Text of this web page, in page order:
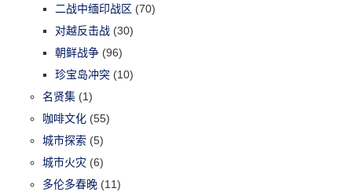
二战中缅印战区 (70)
对越反击战 (30)
朝鲜战争 (96)
珍宝岛冲突 (10)
名贤集 (1)
咖啡文化 (55)
城市探索 (5)
城市火灾 (6)
多伦多春晚 (11)